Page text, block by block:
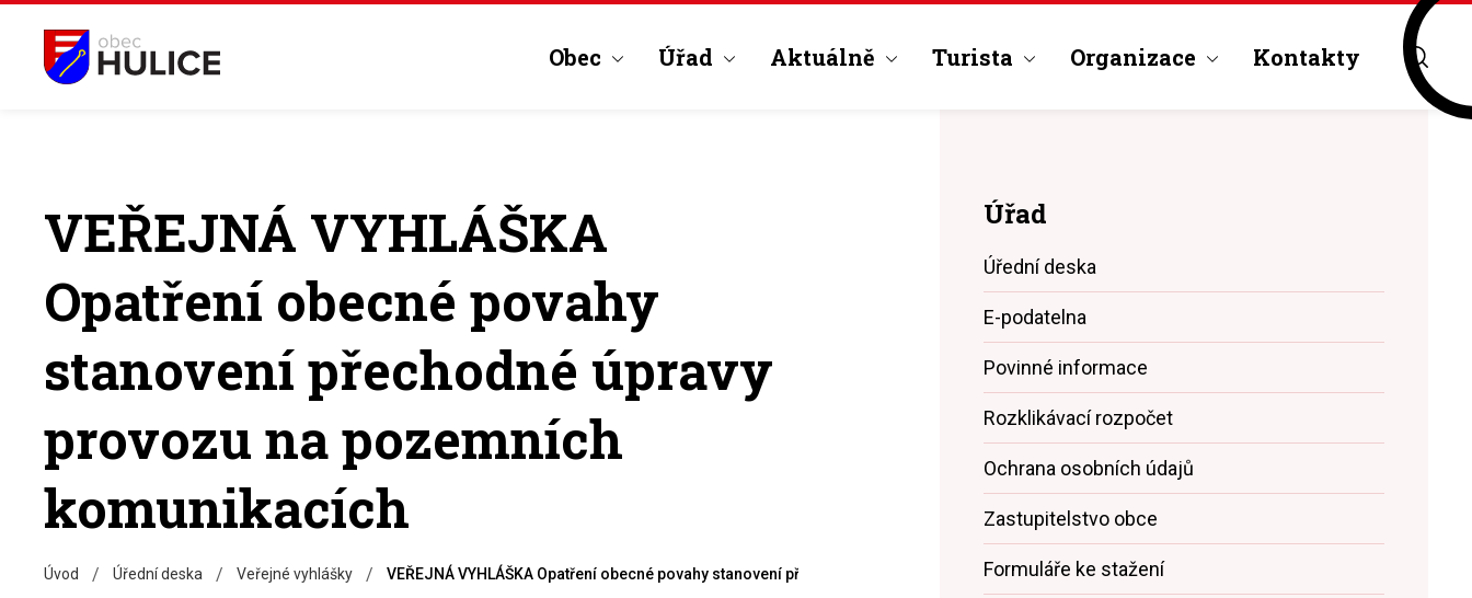
Obec Úřad Aktuálně Turista Organizace Kontakty
VEŘEJNÁ VYHLÁŠKA
Opatření obecné povahy
stanovení přechodné úpravy
provozu na pozemních
komunikacích
Úvod / Úřední deska / Veřejné vyhlášky / VEŘEJNÁ VYHLÁŠKA Opatření obecné povahy stanovení přechodné úpravy provozu na pozemních komunikacích
Úřad
Úřední deska
E-podatelna
Povinné informace
Rozklikávací rozpočet
Ochrana osobních údajů
Zastupitelstvo obce
Formuláře ke stažení